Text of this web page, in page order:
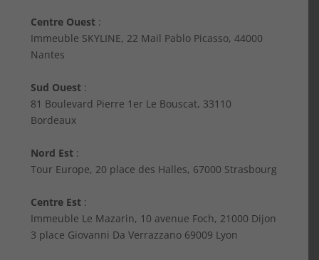
Centre Ouest :
Immeuble SKYLINE, 22 Mail Pablo Picasso, 44000
Nantes
Sud Ouest :
81 Boulevard Pierre 1er Le Bouscat, 33110
Bordeaux
Nord Est :
Tour Europe, 20 place des Halles, 67000 Strasbourg
Centre Est :
Immeuble Le Mazarin, 10 avenue Foch, 21000 Dijon
3 place Giovanni Da Verrazzano 69009 Lyon